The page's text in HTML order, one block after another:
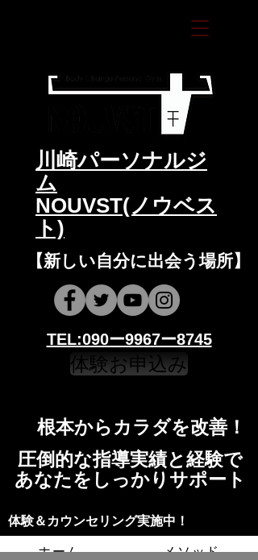
​川崎パーソナルジ
ム
NOUVST(ノウベス
ト)
​​【新しい自分に出会う場所】
​​TEL:090ー9967ー8745
体験お申込み
​根本からカラダを改善！​​
​​圧倒的な指導実績と経験で
​あなたをしっかりサポート
​​​体験＆カウンセリング実施中！
ホーム メソッド